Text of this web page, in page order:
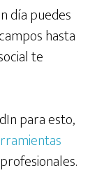
día puedes
hasta
te
para esto,